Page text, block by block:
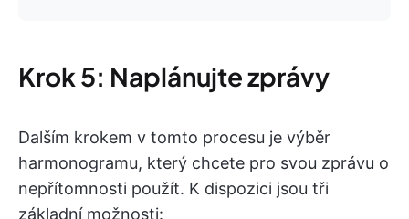
Krok 5: Naplánujte zprávy
Dalším krokem v tomto procesu je výběr
harmonogramu, který chcete pro svou zprávu o
nepřítomnosti použít. K dispozici jsou tři
základní možnosti: